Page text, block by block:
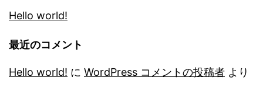
Hello world!
最近のコメント
Hello world! に WordPress コメントの投稿者 より